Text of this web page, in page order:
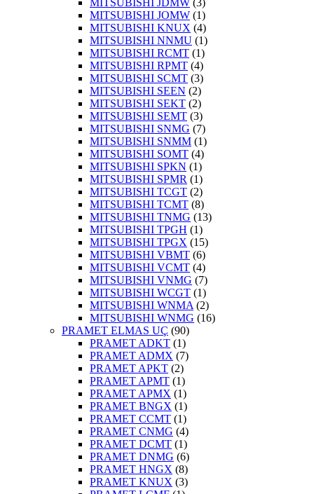
MITSUBISHI JDMW (3)
MITSUBISHI JOMW (1)
MITSUBISHI KNUX (4)
MITSUBISHI NNMU (1)
MITSUBISHI RCMT (1)
MITSUBISHI RPMT (4)
MITSUBISHI SCMT (3)
MITSUBISHI SEEN (2)
MITSUBISHI SEKT (2)
MITSUBISHI SEMT (3)
MITSUBISHI SNMG (7)
MITSUBISHI SNMM (1)
MITSUBISHI SOMT (4)
MITSUBISHI SPKN (1)
MITSUBISHI SPMR (1)
MITSUBISHI TCGT (2)
MITSUBISHI TCMT (8)
MITSUBISHI TNMG (13)
MITSUBISHI TPGH (1)
MITSUBISHI TPGX (15)
MITSUBISHI VBMT (6)
MITSUBISHI VCMT (4)
MITSUBISHI VNMG (7)
MITSUBISHI WCGT (1)
MITSUBISHI WNMA (2)
MITSUBISHI WNMG (16)
PRAMET ELMAS UÇ (90)
PRAMET ADKT (1)
PRAMET ADMX (7)
PRAMET APKT (2)
PRAMET APMT (1)
PRAMET APMX (1)
PRAMET BNGX (1)
PRAMET CCMT (1)
PRAMET CNMG (4)
PRAMET DCMT (1)
PRAMET DNMG (6)
PRAMET HNGX (8)
PRAMET KNUX (3)